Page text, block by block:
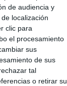
de audiencia y
localización
clic para
el procesamiento
sus
de sus
tal
o retirar su